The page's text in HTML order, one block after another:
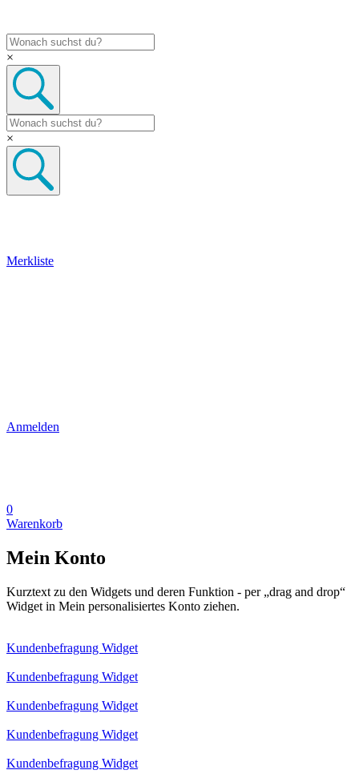
×
×
Merkliste
Anmelden
0
Warenkorb
Mein Konto
Kurztext zu den Widgets und deren Funktion - per „drag and drop“
Widget in Mein personalisiertes Konto ziehen.
Kundenbefragung Widget
Kundenbefragung Widget
Kundenbefragung Widget
Kundenbefragung Widget
Kundenbefragung Widget